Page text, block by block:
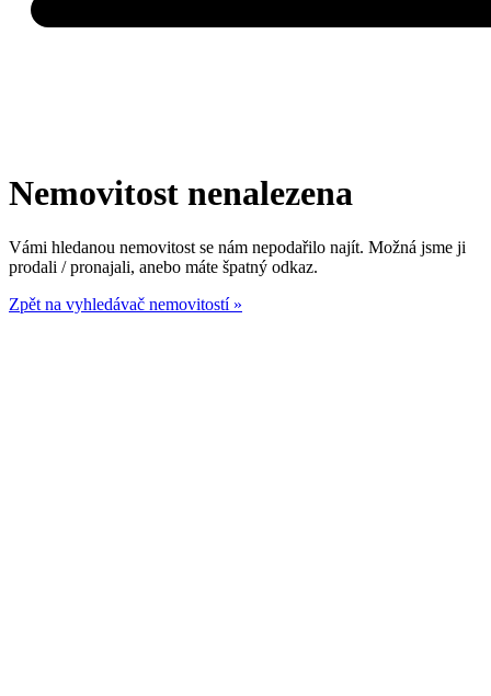
Nemovitost nenalezena
Vámi hledanou nemovitost se nám nepodařilo najít. Možná jsme ji
prodali / pronajali, anebo máte špatný odkaz.
Zpět na vyhledávač nemovitostí »